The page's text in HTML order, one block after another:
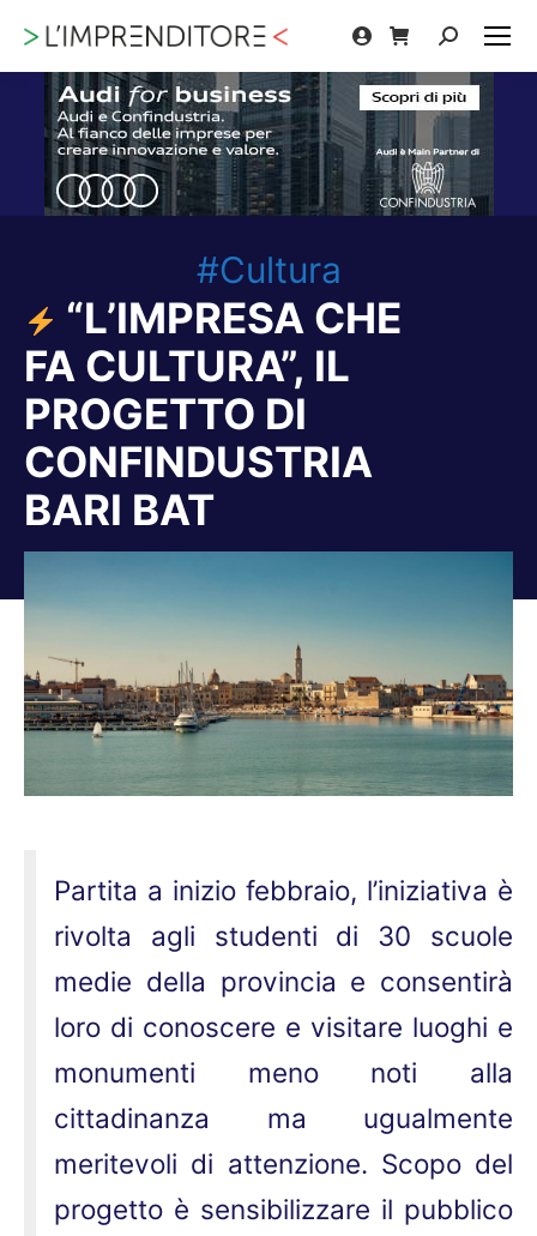
Cerca:
#Cultura
“L’IMPRESA CHE
FA CULTURA”, IL
PROGETTO DI
CONFINDUSTRIA
BARI BAT
Partita a inizio febbraio, l’iniziativa è
rivolta agli studenti di 30 scuole
medie della provincia e consentirà
loro di conoscere e visitare luoghi e
monumenti meno noti alla
cittadinanza ma ugualmente
meritevoli di attenzione. Scopo del
progetto è sensibilizzare il pubblico